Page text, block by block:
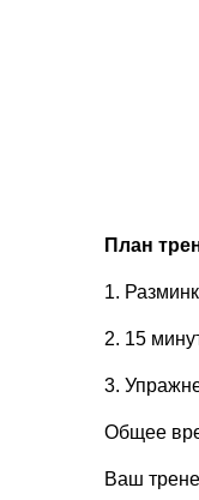
План
1.
2. 15
3.
Общее
Ваш